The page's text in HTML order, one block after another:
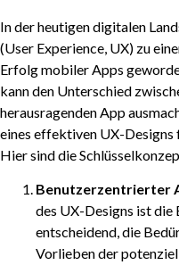
In der heutigen digitalen
(User Experience, UX) zu
Erfolg mobiler Apps
kann den Unterschied
herausragenden App
eines effektiven UX-Designs
Hier sind die
Benutzerzentrierter
des UX-Designs ist die
entscheidend, die
Vorlieben der